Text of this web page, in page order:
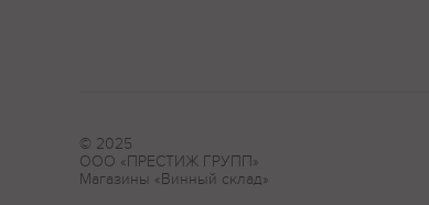
© 2025
ООО «ПРЕСТИЖ ГРУПП»
Магазины «Винный склад»